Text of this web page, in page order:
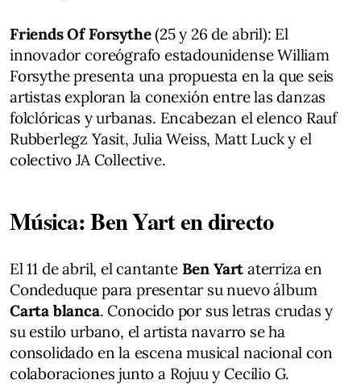
Friends Of Forsythe(25 y 26 de abril): El
innovador coreógrafo estadounidense William
Forsythe presenta una propuesta en la que seis
artistas exploran la conexión entre las danzas
folclóricas y urbanas. Encabezan el elenco Rauf
Rubberlegz Yasit, Julia Weiss, Matt Luck y el
colectivo JA Collective.
Música: Ben Yart en directo
El 11 de abril, el cantante Ben Yart aterriza en
Condeduque para presentar su nuevo álbum
Carta blanca. Conocido por sus letras crudas y
su estilo urbano, el artista navarro se ha
consolidado en la escena musical nacional con
colaboraciones junto a Rojuu y Cecilio G.